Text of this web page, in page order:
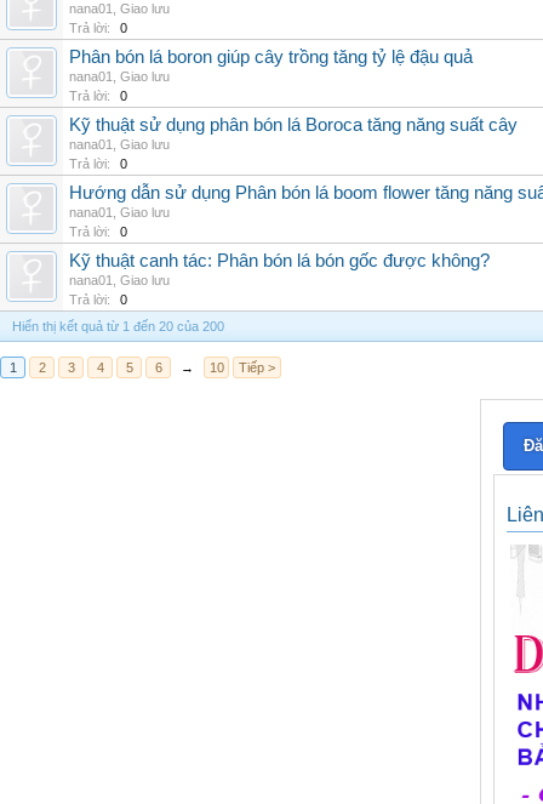
nana01
Giao lưu
Trả lời:
0
Phân bón lá boron giúp cây trồng tăng tỷ lệ đậu quả
nana01
Giao lưu
Trả lời:
0
Kỹ thuật sử dụng phân bón lá Boroca tăng năng suất cây
nana01
Giao lưu
Trả lời:
0
Hướng dẫn sử dụng Phân bón lá boom flower tăng năng
nana01
Giao lưu
Trả lời:
0
Kỹ thuật canh tác: Phân bón lá bón gốc được không?
nana01
Giao lưu
Trả lời:
0
Hiển thị kết quả từ 1 đến 20 của 200
1 2 3 4 5 6 → 10 Tiếp >